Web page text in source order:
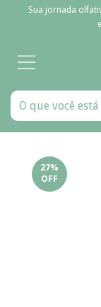
Sua jornada
27%
OFF